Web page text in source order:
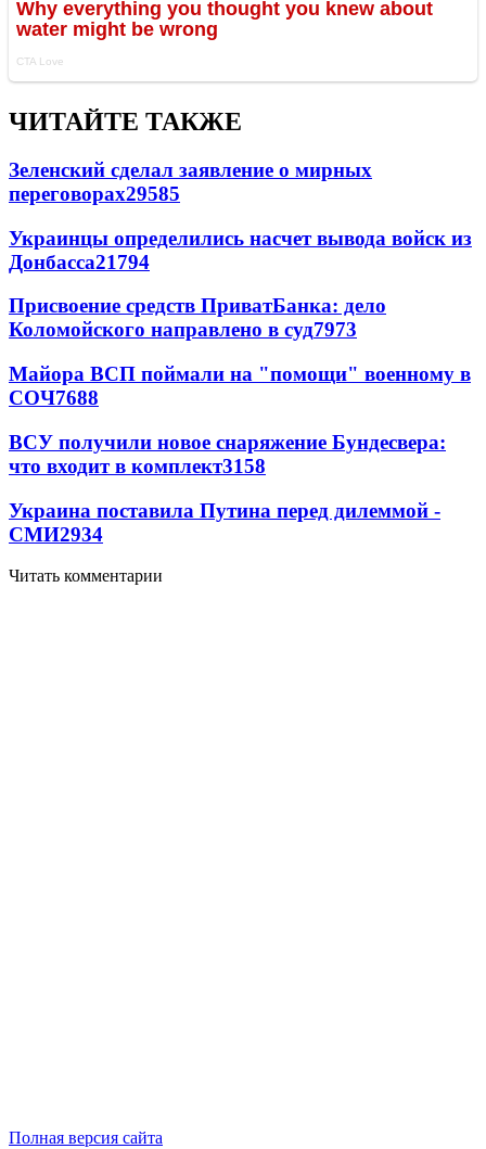
ЧИТАЙТЕ ТАКЖЕ
Зеленский сделал заявление о мирных
переговорах29585
Украинцы определились насчет вывода войск из
Донбасса21794
Присвоение средств ПриватБанка: дело
Коломойского направлено в суд7973
Майора ВСП поймали на "помощи" военному в
СОЧ7688
ВСУ получили новое снаряжение Бундесвера:
что входит в комплект3158
Украина поставила Путина перед дилеммой -
СМИ2934
Читать комментарии
Полная версия сайта